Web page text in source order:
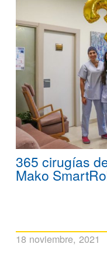
365 cirugías
Mako
18 noviembre, 2021